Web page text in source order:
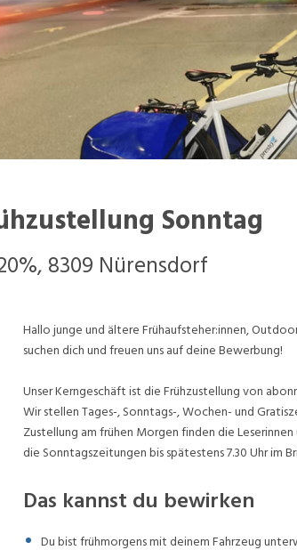
Sonntag
8309 Nürensdorf
Hallo junge und ältere Frühaufsteher:innen,
suchen dich und freuen uns auf deine Bewerbung!
Unser Kerngeschäft ist die Frühzustellung von
Wir stellen Tages-, Sonntags-, Wochen- und
Zustellung am frühen Morgen finden die
die Sonntagszeitungen bis spätestens 7.30 Uhr im
Das kannst du bewirken
Du bist frühmorgens mit deinem Fahrzeug